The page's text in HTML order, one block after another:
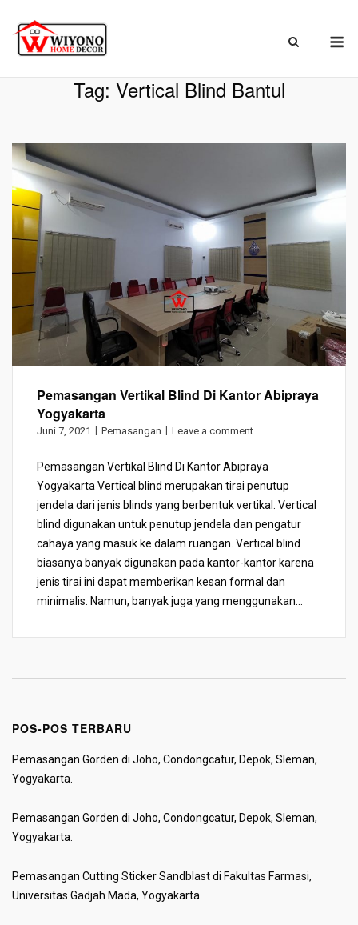
content
Beranda»Vertical Blind Bantul
Tag: Vertical Blind Bantul
Pemasangan Vertikal Blind Di Kantor Abipraya
Yogyakarta
Juni 7, 2021 Pemasangan Leave a comment
Pemasangan Vertikal Blind Di Kantor Abipraya
Yogyakarta Vertical blind merupakan tirai penutup
jendela dari jenis blinds yang berbentuk vertikal. Vertical
blind digunakan untuk penutup jendela dan pengatur
cahaya yang masuk ke dalam ruangan. Vertical blind
biasanya banyak digunakan pada kantor-kantor karena
jenis tirai ini dapat memberikan kesan formal dan
minimalis. Namun, banyak juga yang menggunakan...
POS-POS TERBARU
Pemasangan Gorden di Joho, Condongcatur, Depok, Sleman,
Yogyakarta.
Pemasangan Gorden di Joho, Condongcatur, Depok, Sleman,
Yogyakarta.
Pemasangan Cutting Sticker Sandblast di Fakultas Farmasi,
Universitas Gadjah Mada, Yogyakarta.